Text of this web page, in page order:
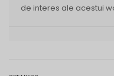
de interes ale acestui